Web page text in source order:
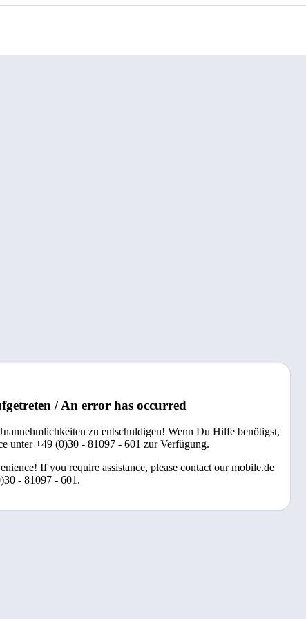
/ An error has occurred
zu entschuldigen! Wenn Du Hilfe benötigst,
unter +49 (0)30 - 81097 - 601 zur Verfügung.
If you require assistance, please contact our mobile.de
- 81097 - 601.